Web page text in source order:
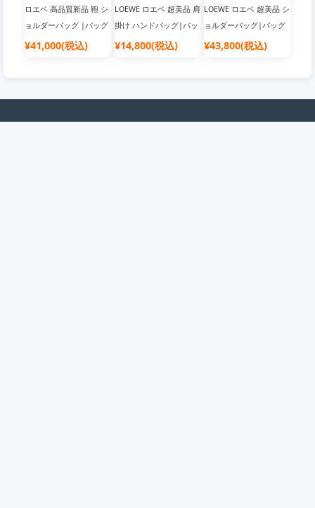
ロエベ 高品質新品 鞄 シ
ョルダーバッグ |バッグ
ブランド レディース
¥41,000(税込)
LOEWE ロエベ 超美品 肩
掛け ハンドバッグ|バッ
グブランド レディース
¥14,800(税込)
LOEWE ロエベ 超美品 シ
ョルダーバッグ|バッグ
ブランド レディース
¥43,800(税込)